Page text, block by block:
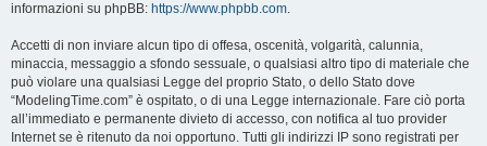
informazioni su phpBB: https://www.phpbb.com.
Accetti di non inviare alcun tipo di offesa, oscenità, volgarità, calunnia,
minaccia, messaggio a sfondo sessuale, o qualsiasi altro tipo di materiale che
può violare una qualsiasi Legge del proprio Stato, o dello Stato dove
“ModelingTime.com” è ospitato, o di una Legge internazionale. Fare ciò porta
all’immediato e permanente divieto di accesso, con notifica al tuo provider
Internet se è ritenuto da noi opportuno. Tutti gli indirizzi IP sono registrati per